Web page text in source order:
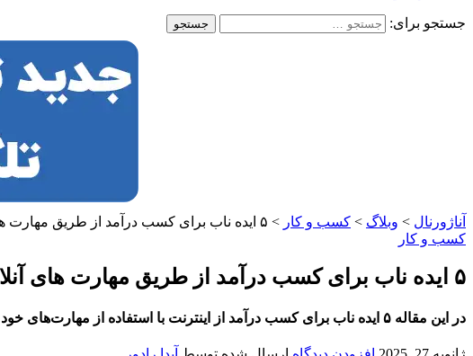
جستجو برای:
آناژورنال > وبلاگ > کسب و کار > ۵ ایده ناب برای کسب درآمد از طریق مهارت‌ های آنلاین
کسب و کار
۵ ایده ناب برای کسب درآمد از طریق مهارت‌ های آنلاین
در این مقاله ۵ ایده ناب برای کسب درآمد از اینترنت با استفاده از مهارت‌های خود را کشف کنید و راهی جدید برای درآمدزایی آنلاین پیدا کنید.